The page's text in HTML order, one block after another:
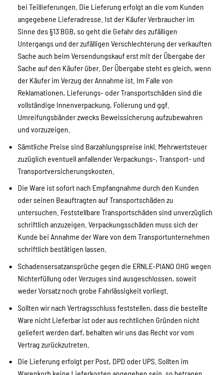
bei Teillieferungen. Die Lieferung erfolgt an die vom Kunden
angegebene Lieferadresse. Ist der Käufer Verbraucher im
Sinne des §13 BGB, so geht die Gefahr des zufälligen
Untergangs und der zufälligen Verschlechterung der verkauften
Sache auch beim Versendungskauf erst mit der Übergabe der
Sache auf den Käufer über. Der Übergabe steht es gleich, wenn
der Käufer im Verzug der Annahme ist. Im Falle von
Reklamationen, Lieferungs- oder Transportschäden sind die
vollständige Innenverpackung, Folierung und ggf.
Umreifungsbänder zwecks Beweissicherung aufzubewahren
und vorzuzeigen.
Sämtliche Preise sind Barzahlungspreise inkl. Mehrwertsteuer
zuzüglich eventuell anfallender Verpackungs-, Transport- und
Transportversicherungskosten.
Die Ware ist sofort nach Empfangnahme durch den Kunden
oder seinen Beauftragten auf Transportschäden zu
untersuchen. Feststellbare Transportschäden sind unverzüglich
schriftlich anzuzeigen. Verpackungsschäden muss sich der
Kunde bei Annahme der Ware von dem Transportunternehmen
schriftlich bestätigen lassen.
Schadensersatzansprüche gegen die ERNLE-PIANO OHG wegen
Nichterfüllung oder Verzuges sind ausgeschlossen, soweit
weder Vorsatz noch grobe Fahrlässigkeit vorliegt.
Sollten wir nach Vertragsschluss feststellen, dass die bestellte
Ware nicht Lieferbar ist oder aus rechtlichen Gründen nicht
geliefert werden darf, behalten wir uns das Recht vor vom
Vertrag zurückzutreten.
Die Lieferung erfolgt per Post, DPD oder UPS. Sollten im